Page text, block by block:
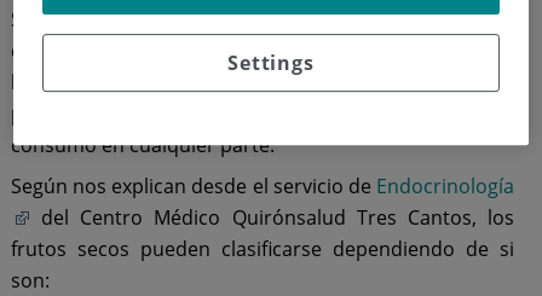
Son semillas de un tamaño grande que están dentro
de una cáscara dura. Si los comparamos con las
legumbres, los frutos secos contienen más aceites y se
pueden consumir sin cocinarse, lo que facilita su
consumo en cualquier parte.
Según nos explican desde el servicio de Endocrinología
del Centro Médico Quirónsalud Tres Cantos, los
frutos secos pueden clasificarse dependiendo de si
son:
Settings